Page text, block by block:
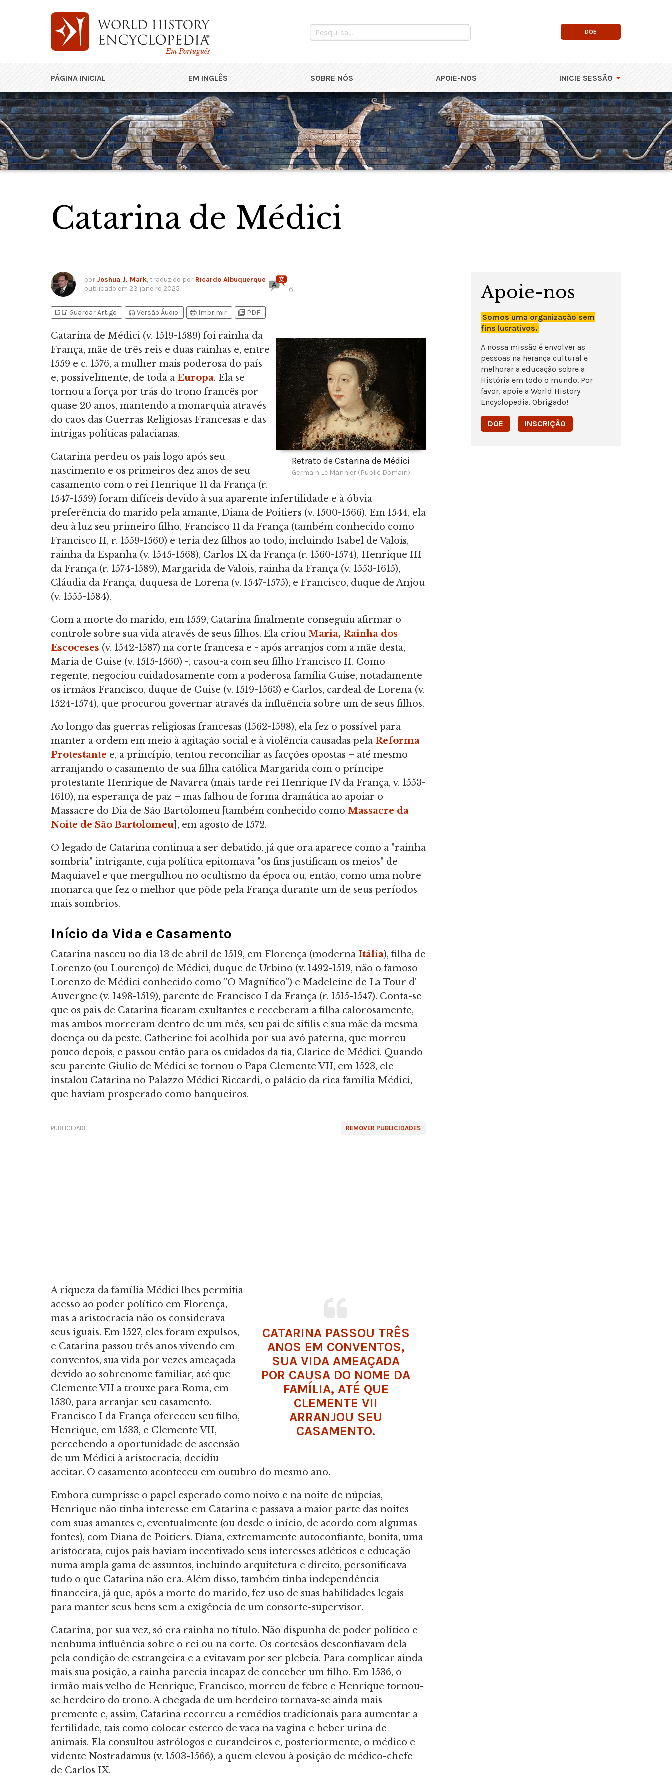
Em Português
DOE
PÁGINA INICIAL EM INGLÊS SOBRE NÓS APOIE-NOS INICIE SESSÃO
Catarina de Médici
por Joshua J. Mark, traduzido por Ricardo Albuquerque
publicado em 23 janeiro 2025 6
bookmark_addbookmark_added Guardar Artigo headphones Versão Áudio print Imprimir picture_as_pdf PDF
Retrato de Catarina de Médici
Germain Le Mannier (Public Domain)
Catarina de Médici (v. 1519-1589) foi rainha da
França, mãe de três reis e duas rainhas e, entre
1559 e c. 1576, a mulher mais poderosa do país
e, possivelmente, de toda a Europa. Ela se
tornou a força por trás do trono francês por
quase 20 anos, mantendo a monarquia através
do caos das Guerras Religiosas Francesas e das
intrigas políticas palacianas.
Catarina perdeu os pais logo após seu
nascimento e os primeiros dez anos de seu
casamento com o rei Henrique II da França (r.
1547-1559) foram difíceis devido à sua aparente infertilidade e à óbvia
preferência do marido pela amante, Diana de Poitiers (v. 1500-1566). Em 1544, ela
deu à luz seu primeiro filho, Francisco II da França (também conhecido como
Francisco II, r. 1559-1560) e teria dez filhos ao todo, incluindo Isabel de Valois,
rainha da Espanha (v. 1545-1568), Carlos IX da França (r. 1560-1574), Henrique III
da França (r. 1574-1589), Margarida de Valois, rainha da França (v. 1553-1615),
Cláudia da França, duquesa de Lorena (v. 1547-1575), e Francisco, duque de Anjou
(v. 1555-1584).
Com a morte do marido, em 1559, Catarina finalmente conseguiu afirmar o
controle sobre sua vida através de seus filhos. Ela criou Maria, Rainha dos
Escoceses (v. 1542-1587) na corte francesa e - após arranjos com a mãe desta,
Maria de Guise (v. 1515-1560) -, casou-a com seu filho Francisco II. Como
regente, negociou cuidadosamente com a poderosa família Guise, notadamente
os irmãos Francisco, duque de Guise (v. 1519-1563) e Carlos, cardeal de Lorena (v.
1524-1574), que procurou governar através da influência sobre um de seus filhos.
Ao longo das guerras religiosas francesas (1562-1598), ela fez o possível para
manter a ordem em meio à agitação social e à violência causadas pela Reforma
Protestante e, a princípio, tentou reconciliar as facções opostas – até mesmo
arranjando o casamento de sua filha católica Margarida com o príncipe
protestante Henrique de Navarra (mais tarde rei Henrique IV da França, v. 1553-
1610), na esperança de paz – mas falhou de forma dramática ao apoiar o
Massacre do Dia de São Bartolomeu [também conhecido como Massacre da
Noite de São Bartolomeu ], em agosto de 1572.
O legado de Catarina continua a ser debatido, já que ora aparece como a "rainha
sombria" intrigante, cuja política epitomava "os fins justificam os meios" de
Maquiavel e que mergulhou no ocultismo da época ou, então, como uma nobre
monarca que fez o melhor que pôde pela França durante um de seus períodos
mais sombrios.
Início da Vida e Casamento
Catarina nasceu no dia 13 de abril de 1519, em Florença (moderna Itália), filha de
Lorenzo (ou Lourenço) de Médici, duque de Urbino (v. 1492-1519, não o famoso
Lorenzo de Médici conhecido como "O Magnífico") e Madeleine de La Tour d'
Auvergne (v. 1498-1519), parente de Francisco I da França (r. 1515-1547). Conta-se
que os pais de Catarina ficaram exultantes e receberam a filha calorosamente,
mas ambos morreram dentro de um mês, seu pai de sífilis e sua mãe da mesma
doença ou da peste. Catherine foi acolhida por sua avó paterna, que morreu
pouco depois, e passou então para os cuidados da tia, Clarice de Médici. Quando
seu parente Giulio de Médici se tornou o Papa Clemente VII, em 1523, ele
instalou Catarina no Palazzo Médici Riccardi, o palácio da rica família Médici,
que haviam prosperado como banqueiros.
REMOVER PUBLICIDADES
PUBLICIDADE
CATARINA PASSOU TRÊS
ANOS EM CONVENTOS,
SUA VIDA AMEAÇADA
POR CAUSA DO NOME DA
FAMÍLIA, ATÉ QUE
CLEMENTE VII
ARRANJOU SEU
CASAMENTO.
A riqueza da família Médici lhes permitia
acesso ao poder político em Florença,
mas a aristocracia não os considerava
seus iguais. Em 1527, eles foram expulsos,
e Catarina passou três anos vivendo em
conventos, sua vida por vezes ameaçada
devido ao sobrenome familiar, até que
Clemente VII a trouxe para Roma, em
1530, para arranjar seu casamento.
Francisco I da França ofereceu seu filho,
Henrique, em 1533, e Clemente VII,
percebendo a oportunidade de ascensão
de um Médici à aristocracia, decidiu
aceitar. O casamento aconteceu em outubro do mesmo ano.
Embora cumprisse o papel esperado como noivo e na noite de núpcias,
Henrique não tinha interesse em Catarina e passava a maior parte das noites
com suas amantes e, eventualmente (ou desde o início, de acordo com algumas
fontes), com Diana de Poitiers. Diana, extremamente autoconfiante, bonita, uma
aristocrata, cujos pais haviam incentivado seus interesses atléticos e educação
numa ampla gama de assuntos, incluindo arquitetura e direito, personificava
tudo o que Catarina não era. Além disso, também tinha independência
financeira, já que, após a morte do marido, fez uso de suas habilidades legais
para manter seus bens sem a exigência de um consorte-supervisor.
Catarina, por sua vez, só era rainha no título. Não dispunha de poder político e
nenhuma influência sobre o rei ou na corte. Os cortesãos desconfiavam dela
pela condição de estrangeira e a evitavam por ser plebeia. Para complicar ainda
mais sua posição, a rainha parecia incapaz de conceber um filho. Em 1536, o
irmão mais velho de Henrique, Francisco, morreu de febre e Henrique tornou-
se herdeiro do trono. A chegada de um herdeiro tornava-se ainda mais
premente e, assim, Catarina recorreu a remédios tradicionais para aumentar a
fertilidade, tais como colocar esterco de vaca na vagina e beber urina de
animais. Ela consultou astrólogos e curandeiros e, posteriormente, o médico e
vidente Nostradamus (v. 1503-1566), a quem elevou à posição de médico-chefe
de Carlos IX.
Apoie-nos
Somos uma organização sem
fins lucrativos.
A nossa missão é envolver as
pessoas na herança cultural e
melhorar a educação sobre a
História em todo o mundo. Por
favor, apoie a World History
Encyclopedia. Obrigado!
DOE INSCRIÇÃO